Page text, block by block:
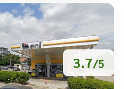
3.7/5